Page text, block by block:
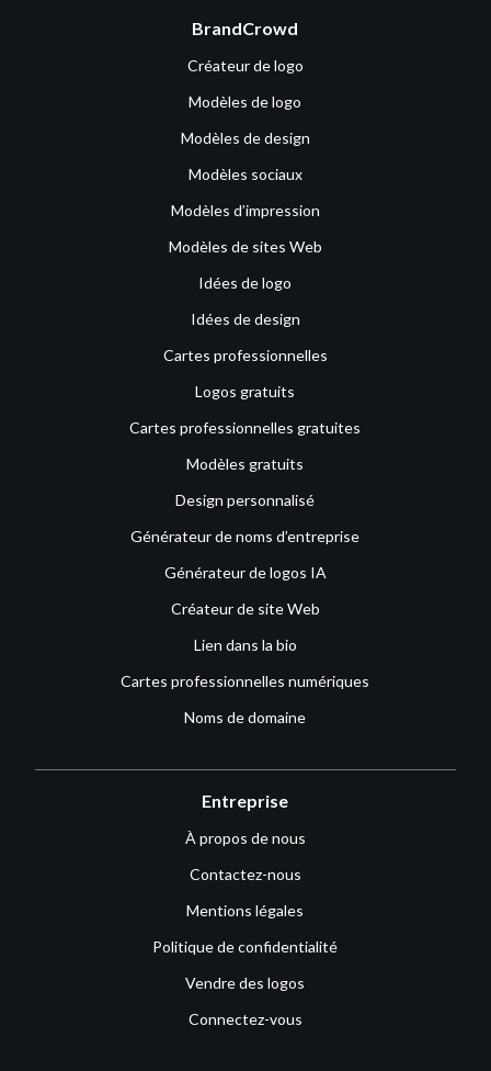
BrandCrowd
Créateur de logo
Modèles de logo
Modèles de design
Modèles sociaux
Modèles d’impression
Modèles de sites Web
Idées de logo
Idées de design
Cartes professionnelles
Logos gratuits
Cartes professionnelles gratuites
Modèles gratuits
Design personnalisé
Générateur de noms d’entreprise
Générateur de logos IA
Créateur de site Web
Lien dans la bio
Cartes professionnelles numériques
Noms de domaine
Entreprise
À propos de nous
Contactez-nous
Mentions légales
Politique de confidentialité
Vendre des logos
Connectez-vous